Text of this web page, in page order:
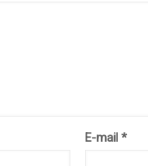
E-mail *